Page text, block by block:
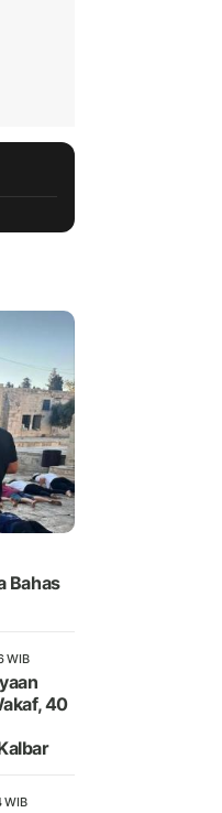
Bahas
WIB
40
WIB